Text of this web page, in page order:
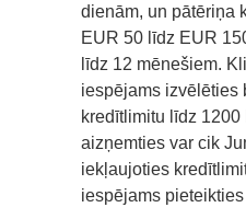
dienām, un pātēriņa
EUR 50 līdz EUR
līdz 12 mēnešiem.
iespējams izvēlēties
kredītlimitu līdz 1200
aizņemties var cik
iekļaujoties
iespējams pieteikties